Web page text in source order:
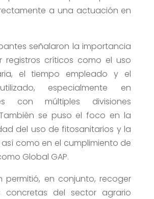
a una actuación en
señalaron la importancia
registros críticos como el uso
el tiempo empleado y el
especialmente en
con múltiples divisiones
se puso el foco en la
del uso de fitosanitarios y la
como en el cumplimiento de
Global GAP.
permitió, en conjunto, recoger
concretas del sector agrario